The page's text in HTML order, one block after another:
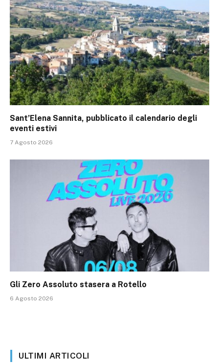
Sant’Elena Sannita, pubblicato il calendario degli
eventi estivi
7 Agosto 2026
Gli Zero Assoluto stasera a Rotello
6 Agosto 2026
ULTIMI ARTICOLI